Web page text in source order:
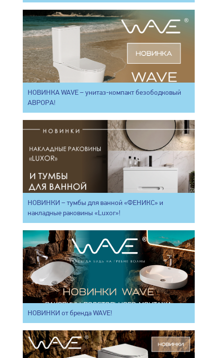
НОВИНКА WAVE – унитаз-компакт безободковый
АВРОРА!
НОВИНКИ – тумбы для ванной «ФЕНИКС» и
накладные раковины «Luxor»!
НОВИНКИ от бренда WAVE!